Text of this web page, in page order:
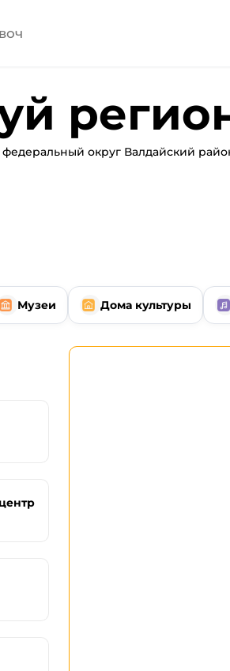
округ Валдайский
Музеи Дома культуры